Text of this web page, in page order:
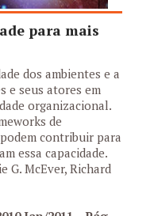
para mais
dos ambientes e a
e seus atores em
organizacional.
de
contribuir para
essa capacidade.
G. McEver, Richard